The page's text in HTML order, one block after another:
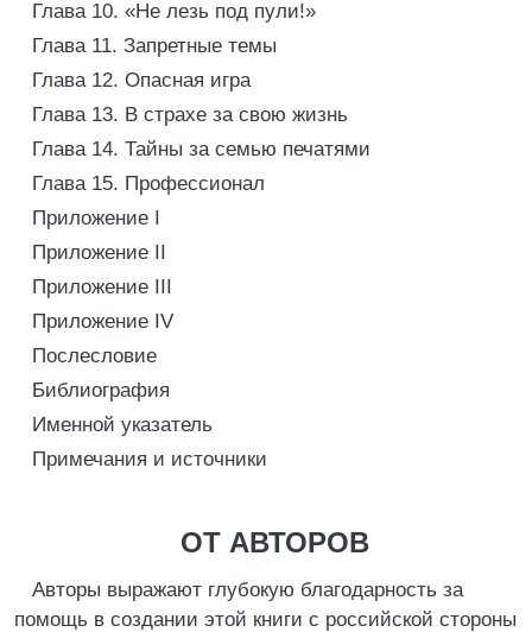
Глава 10. «Не лезь под пули!»
Глава 11. Запретные темы
Глава 12. Опасная игра
Глава 13. В страхе за свою жизнь
Глава 14. Тайны за семью печатями
Глава 15. Профессионал
Приложение I
Приложение II
Приложение III
Приложение IV
Послесловие
Библиография
Именной указатель
Примечания и источники
ОТ АВТОРОВ
Авторы выражают глубокую благодарность за
помощь в создании этой книги с российской стороны